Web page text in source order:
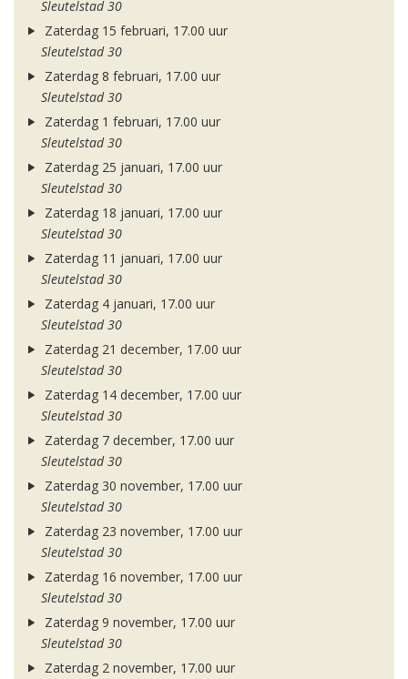
Sleutelstad 30
Zaterdag 15 februari, 17.00 uur
Sleutelstad 30
Zaterdag 8 februari, 17.00 uur
Sleutelstad 30
Zaterdag 1 februari, 17.00 uur
Sleutelstad 30
Zaterdag 25 januari, 17.00 uur
Sleutelstad 30
Zaterdag 18 januari, 17.00 uur
Sleutelstad 30
Zaterdag 11 januari, 17.00 uur
Sleutelstad 30
Zaterdag 4 januari, 17.00 uur
Sleutelstad 30
Zaterdag 21 december, 17.00 uur
Sleutelstad 30
Zaterdag 14 december, 17.00 uur
Sleutelstad 30
Zaterdag 7 december, 17.00 uur
Sleutelstad 30
Zaterdag 30 november, 17.00 uur
Sleutelstad 30
Zaterdag 23 november, 17.00 uur
Sleutelstad 30
Zaterdag 16 november, 17.00 uur
Sleutelstad 30
Zaterdag 9 november, 17.00 uur
Sleutelstad 30
Zaterdag 2 november, 17.00 uur